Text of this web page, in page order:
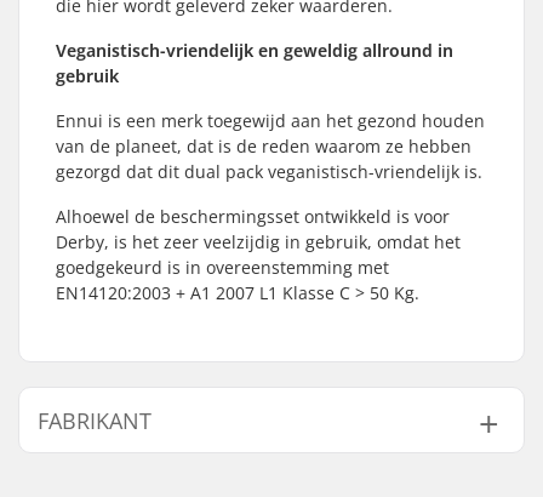
die hier wordt geleverd zeker waarderen.
Veganistisch-vriendelijk en geweldig allround in
gebruik
Ennui is een merk toegewijd aan het gezond houden
van de planeet, dat is de reden waarom ze hebben
gezorgd dat dit dual pack veganistisch-vriendelijk is.
Alhoewel de beschermingsset ontwikkeld is voor
Derby, is het zeer veelzijdig in gebruik, omdat het
goedgekeurd is in overeenstemming met
EN14120:2003 + A1 2007 L1 Klasse C > 50 Kg.
FABRIKANT